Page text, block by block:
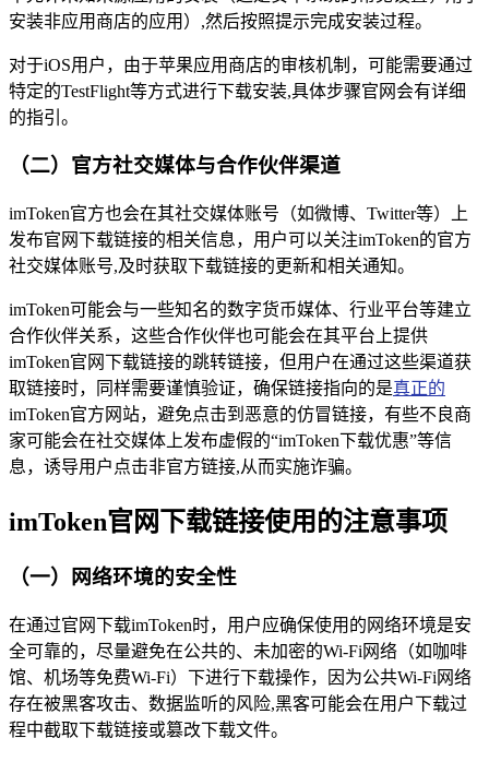
安装非应用商店的应用）,然后按照提示完成安装过程。
对于iOS用户，由于苹果应用商店的审核机制，可能需要通过
特定的TestFlight等方式进行下载安装,具体步骤官网会有详细
的指引。
（二）官方社交媒体与合作伙伴渠道
imToken官方也会在其社交媒体账号（如微博、Twitter等）上
发布官网下载链接的相关信息，用户可以关注imToken的官方
社交媒体账号,及时获取下载链接的更新和相关通知。
imToken可能会与一些知名的数字货币媒体、行业平台等建立
合作伙伴关系，这些合作伙伴也可能会在其平台上提供
imToken官网下载链接的跳转链接，但用户在通过这些渠道获
取链接时，同样需要谨慎验证，确保链接指向的是真正的
imToken官方网站，避免点击到恶意的仿冒链接，有些不良商
家可能会在社交媒体上发布虚假的“imToken下载优惠”等信
息，诱导用户点击非官方链接,从而实施诈骗。
imToken官网下载链接使用的注意事项
（一）网络环境的安全性
在通过官网下载imToken时，用户应确保使用的网络环境是安
全可靠的，尽量避免在公共的、未加密的Wi-Fi网络（如咖啡
馆、机场等免费Wi-Fi）下进行下载操作，因为公共Wi-Fi网络
存在被黑客攻击、数据监听的风险,黑客可能会在用户下载过
程中截取下载链接或篡改下载文件。